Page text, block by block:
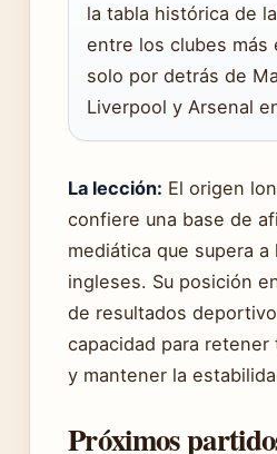
la tabla histórica de
entre los clubes más
solo por detrás de
Liverpool y Arsenal
La lección: El origen
confiere una base de
mediática que supera
ingleses. Su posición
de resultados
capacidad para
y mantener la
Próximos